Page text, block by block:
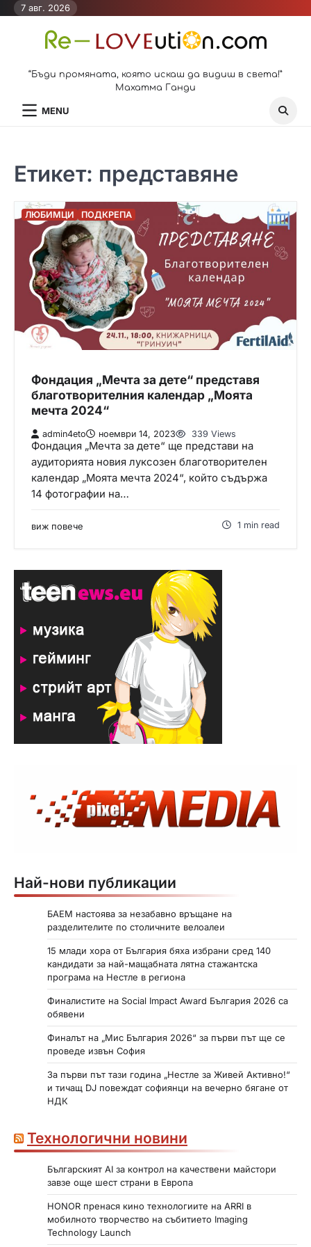
Skip7 авг. 2026
“Бъди промяната, която искаш да видиш в света!”
Махатма Ганди
MENU
Етикет: представяне
ЛЮБИМЦИ ПОДКРЕПА
Фондация „Мечта за дете“ представя
благотворителния календар „Моята
мечта 2024“
admin4eto ноември 14, 2023 339 Views
Фондация „Мечта за дете“ ще представи на
аудиторията новия луксозен благотворителен
календар „Моята мечта 2024“, който съдържа
14 фотографии на…
виж повече 1 min read
Най-нови публикации
БАЕМ настоява за незабавно връщане на
разделителите по столичните велоалеи
15 млади хора от България бяха избрани сред 140
кандидати за най-мащабната лятна стажантска
програма на Нестле в региона
Финалистите на Social Impact Award България 2026 са
обявени
Финалът на „Мис България 2026“ за първи път ще се
проведе извън София
За първи път тази година „Нестле за Живей Активно!“
и тичащ DJ повеждат софиянци на вечерно бягане от
НДК
Технологични новини
Българският AI за контрол на качествени майстори
завзе още шест страни в Европа
HONOR пренася кино технологиите на ARRI в
мобилното творчество на събитието Imaging
Technology Launch